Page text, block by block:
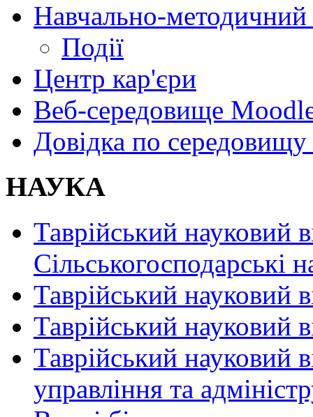
Навчально-методичний
Події
Центр кар'єри
Веб-середовище
Довідка по
НАУКА
Таврійський науковий
Сільськогосподарські
Таврійський науковий
Таврійський науковий
Таврійський науковий
управління та